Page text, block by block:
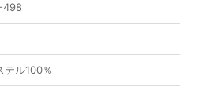
498
テル100％